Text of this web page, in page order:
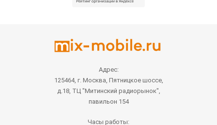
Адрес:
125464, г. Москва, Пятницкое шоссе,
д.18, ТЦ "Митинский радиорынок",
павильон 154
Часы работы: